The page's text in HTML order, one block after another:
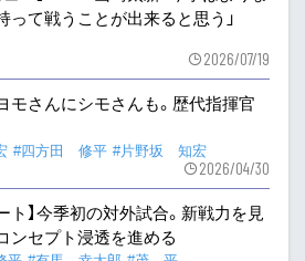
って戦うことが出来ると思う」
2026/07/19
モさんにシモさんも。歴代指揮官
#四方田 修平 #片野坂 知宏
2026/04/30
ト】今季初の対外試合。新戦力を見
ンセプト浸透を進める